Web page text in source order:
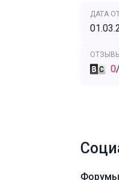
ДАТА
ОТЗЫВЫ
0/
Форумы